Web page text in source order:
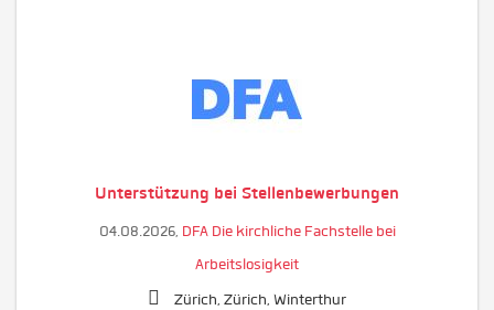
Unterstützung bei Stellenbewerbungen
04.08.2026, DFA Die kirchliche Fachstelle bei
Arbeitslosigkeit
Zürich, Zürich, Winterthur